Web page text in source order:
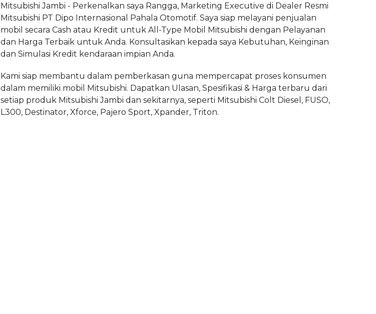
Mitsubishi Jambi - Perkenalkan saya Rangga, Marketing Executive di Dealer Resmi
Mitsubishi PT Dipo Internasional Pahala Otomotif. Saya siap melayani penjualan
mobil secara Cash atau Kredit untuk All-Type Mobil Mitsubishi dengan Pelayanan
dan Harga Terbaik untuk Anda. Konsultasikan kepada saya Kebutuhan, Keinginan
dan Simulasi Kredit kendaraan impian Anda.
Kami siap membantu dalam pemberkasan guna mempercapat proses konsumen
dalam memiliki mobil Mitsubishi. Dapatkan Ulasan, Spesifikasi & Harga terbaru dari
setiap produk Mitsubishi Jambi dan sekitarnya, seperti Mitsubishi Colt Diesel, FUSO,
L300, Destinator, Xforce, Pajero Sport, Xpander, Triton.